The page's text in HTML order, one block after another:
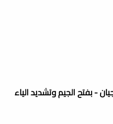
بـابن مالك (600 - 672هـ = 1203- 1274م) نسبةً إلى جيان - بفتح الجيم وتشديد الياء